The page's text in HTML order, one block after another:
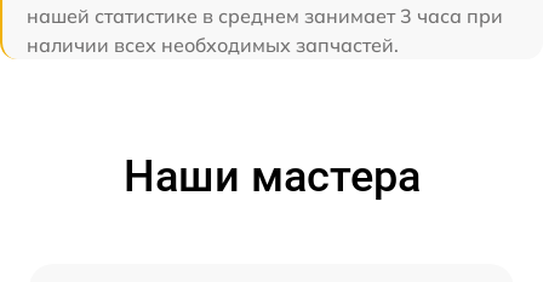
нашей статистике в среднем занимает 3 часа при
наличии всех необходимых запчастей.
Наши мастера